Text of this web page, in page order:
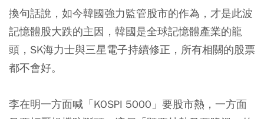
換句話說，如今韓國強力監管股市的作為，才是此波
記憶體股大跌的主因，韓國是全球記憶體產業的龍
頭，SK海力士與三星電子持續修正，所有相關的股票
都不會好。
李在明一方面喊「KOSPI 5000」要股市熱，一方面